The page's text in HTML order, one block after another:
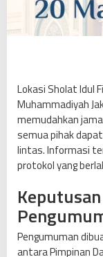
r
T
i
t
i
k
R
s
m
i
M
u
Lokasi Sholat Idul
Muhammadiyah
memudahkan
semua pihak
lintas. Informasi
protokol yang
Pengumuman
antara Pimpinan